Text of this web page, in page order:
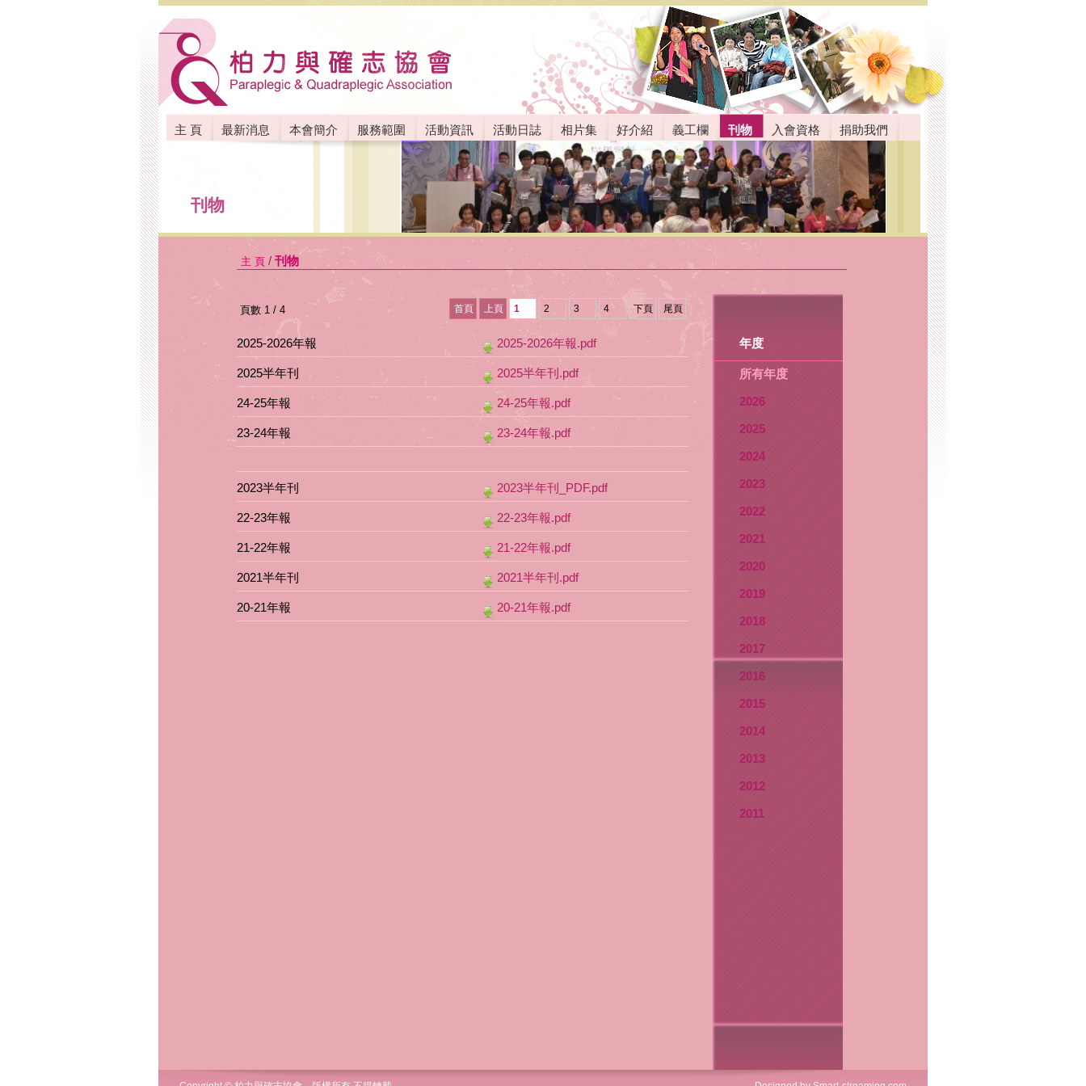
主 頁 最新消息 本會簡介 服務範圍 活動資訊 活動日誌 相片集 好介紹 義工欄 刊物 入會資格
捐助我們
刊物
主 頁/ 刊物
頁數 1 / 4 首頁 上頁 1 2 3 4 下頁 尾頁
2025-2026年報 2025-2026年報.pdf
2025半年刊 2025半年刊.pdf
24-25年報 24-25年報.pdf
23-24年報 23-24年報.pdf
2023半年刊 2023半年刊_PDF.pdf
22-23年報 22-23年報.pdf
21-22年報 21-22年報.pdf
2021半年刊 2021半年刊.pdf
20-21年報 20-21年報.pdf
年度
所有年度
2026
2025
2024
2023
2022
2021
2020
2019
2018
2017
2016
2015
2014
2013
2012
2011